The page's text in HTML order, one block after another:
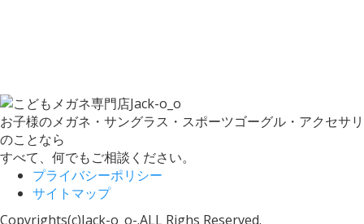
お子様のメガネ・サングラス・スポーツゴーグル・アクセサリ
のことなら
すべて、何でもご相談ください。
プライバシーポリシー
サイトマップ
Copyrights(c)Jack-o_o-.ALL Righs Reserved.